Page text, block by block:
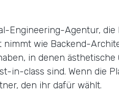
Engineering-Agentur, die
nimmt wie Backend-
in denen ästhetische
in-class sind. Wenn die
den ihr dafür wählt.